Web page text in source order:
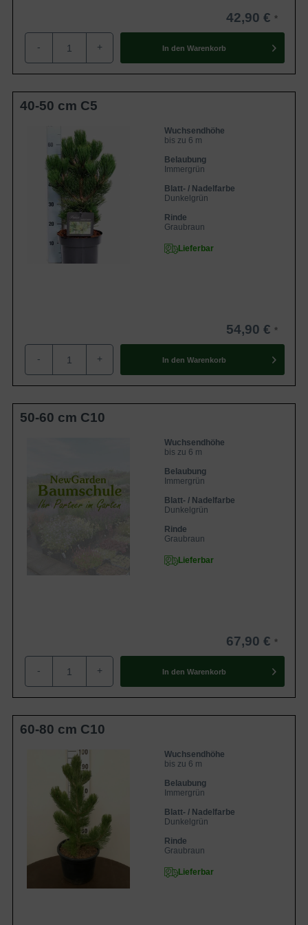
Form in unseren heimischen Anlagen,
was auf keinen nachvollziehbaren Grund
basierd.
42,90 €
- + In den Warenkorb
40-50 cm C5
Wuchsendhöhe
bis zu 6 m
Belaubung
Immergrün
Blatt- / Nadelfarbe
Dunkelgrün
Rinde
Graubraun
Lieferbar
54,90 €
- + In den Warenkorb
50-60 cm C10
Wuchsendhöhe
bis zu 6 m
Belaubung
Immergrün
Blatt- / Nadelfarbe
Dunkelgrün
Rinde
Graubraun
Lieferbar
67,90 €
- + In den Warenkorb
60-80 cm C10
Wuchsendhöhe
bis zu 6 m
Belaubung
Immergrün
Blatt- / Nadelfarbe
Dunkelgrün
Rinde
Graubraun
Lieferbar